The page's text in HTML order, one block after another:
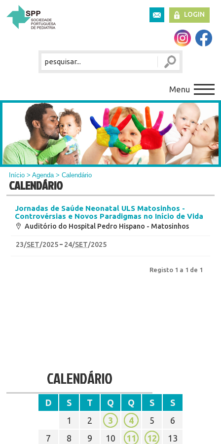
LOGIN
Menu
Início >Agenda> Calendário
CALENDÁRIO
Jornadas de Saúde Neonatal ULS Matosinhos -
Controvérsias e Novos Paradigmas no Início de Vida
Auditório do Hospital Pedro Hispano - Matosinhos
23/SET/2025 24/SET/2025
Registo 1 a 1 de 1
CALENDÁRIO
D S T Q Q S
S
1
2 3 4 5
6
7
8 9 10 11 12
13